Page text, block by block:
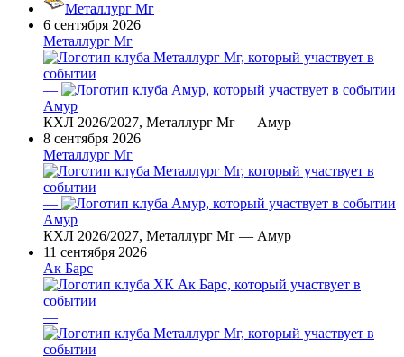
Металлург Мг
6 сентября 2026
Металлург Мг
—
Амур
КХЛ 2026/2027, Металлург Мг — Амур
8 сентября 2026
Металлург Мг
—
Амур
КХЛ 2026/2027, Металлург Мг — Амур
11 сентября 2026
Ак Барс
—